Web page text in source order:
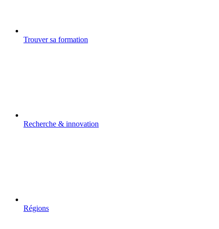
Trouver sa formation
Recherche & innovation
Régions